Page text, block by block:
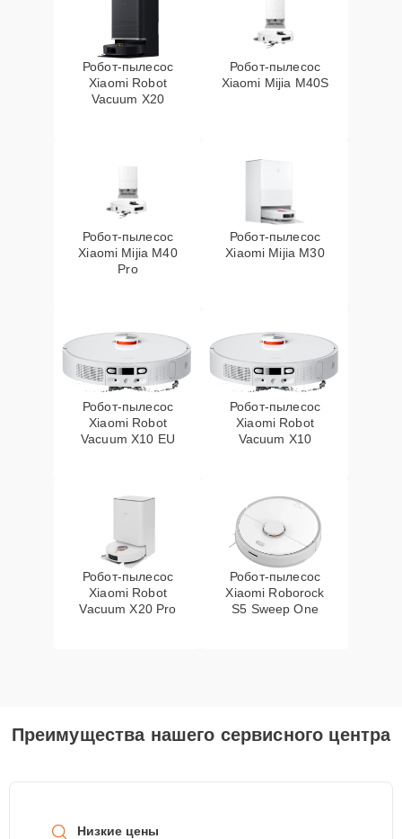
Робот-пылесос
Xiaomi Robot
Vacuum X20
Робот-пылесос
Xiaomi Mijia M40S
Робот-пылесос
Xiaomi Mijia M40
Pro
Робот-пылесос
Xiaomi Mijia M30
Робот-пылесос
Xiaomi Robot
Vacuum X10 EU
Робот-пылесос
Xiaomi Robot
Vacuum X10
Робот-пылесос
Xiaomi Robot
Vacuum X20 Pro
Робот-пылесос
Xiaomi Roborock
S5 Sweep One
Преимущества нашего сервисного центра
Низкие цены